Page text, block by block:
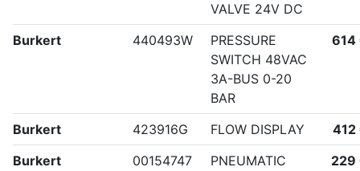
VALVE 24V DC
Burkert 440493W
PRESSURE
SWITCH 48VAC
3A-BUS 0-20
BAR
614
Burkert 423916G FLOW DISPLAY
412
Burkert
00154747
PNEUMATIC
229